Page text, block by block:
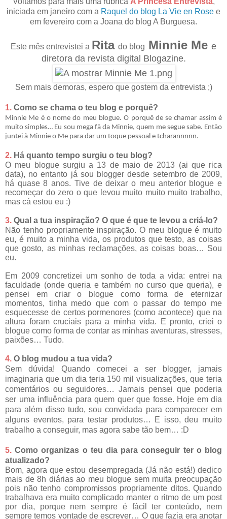
iniciada em janeiro com a Raquel do blog La Vie en Rose e
em fevereiro com a Joana do blog A Burguesa.
Este mês entrevistei a Rita do blog Minnie Me e
diretora da revista digital Blogazine.
Sem mais demoras, espero que gostem da entrevista ;)
1. Como se chama o teu blog e porquê?
Minnie Me é o nome do meu blogue. O porquê de se chamar assim é
muito simples… Eu sou mega fã da Minnie, quem me segue sabe. Então
juntei à Minnie o Me para dar um toque pessoal e tcharannnnn.
2. Há quanto tempo surgiu o teu blog?
O meu blogue surgiu a 13 de maio de 2013 (ai que rica
data), no entanto já sou blogger desde setembro de 2009,
há quase 8 anos. Tive de deixar o meu anterior blogue e
recomeçar do zero o que levou muito muito muito trabalho,
mas cá estou eu :)
3. Qual a tua inspiração? O que é que te levou a criá-lo?
Não tenho propriamente inspiração. O meu blogue é muito
eu, é muito a minha vida, os produtos que testo, as coisas
que gosto, as minhas reclamações, as coisas boas… Sou
eu.
Em 2009 concretizei um sonho de toda a vida: entrei na
faculdade (onde queria e também no curso que queria), e
pensei em criar o blogue como forma de eternizar
momentos, tinha medo que com o passar do tempo me
esquecesse de certos pormenores (como acontece) que na
altura foram cruciais para a minha vida. E pronto, criei o
blogue como forma de contar as minhas aventuras, stresses,
paixões… Tudo.
4. O blog mudou a tua vida?
Sem dúvida! Quando comecei a ser blogger, jamais
imaginaria que um dia teria 150 mil visualizações, que teria
comentários ou seguidores… Jamais pensei que poderia
ser uma influência para quem quer que fosse. Hoje em dia
para além disso tudo, sou convidada para comparecer em
alguns eventos, para testar produtos… E isso, deu muito
trabalho a conseguir, mas agora sabe tão bem… :D
5.Como organizas o teu dia para conseguir ter o blog
atualizado?
Bom, agora que estou desempregada (Já não está!) dedico
mais de 8h diárias ao meu blogue sem muita preocupação
pois não tenho compromissos propriamente ditos. Quando
trabalhava era muito complicado manter o ritmo de um post
por dia, porque nem sempre é fácil ter conteúdo, nem
sempre temos vontade de escrever… O que fazia era anotar